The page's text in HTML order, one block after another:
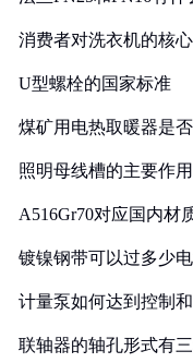
消费者对洗衣机的核
U型螺栓的国家标准
煤矿用电热取暖器是
照明母线槽的主要作
A516Gr70对应国内材
镀镍钢带可以过多少
计量泵如何达到控制
联轴器的轴孔形式有